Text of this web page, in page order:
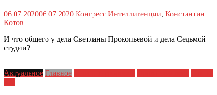
06.07.202006.07.2020 Конгресс Интеллигенции, Константин
Котов
И что общего у дела Светланы Прокопьевой и дела Седьмой
студии?
Актуальное Главное